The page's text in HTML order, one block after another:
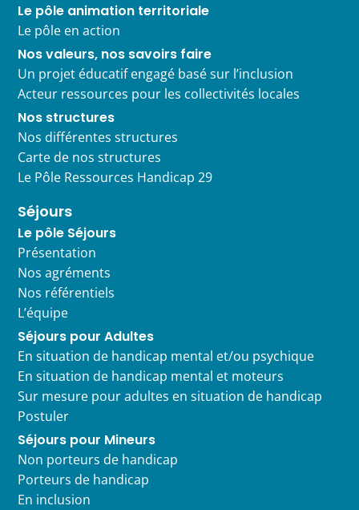
Le pôle animation territoriale
Le pôle en action
Nos valeurs, nos savoirs faire
Un projet éducatif engagé basé sur l’inclusion
Acteur ressources pour les collectivités locales
Nos structures
Nos différentes structures
Carte de nos structures
Le Pôle Ressources Handicap 29
Séjours
Le pôle Séjours
Présentation
Nos agréments
Nos référentiels
L’équipe
Séjours pour Adultes
En situation de handicap mental et/ou psychique
En situation de handicap mental et moteurs
Sur mesure pour adultes en situation de handicap
Postuler
Séjours pour Mineurs
Non porteurs de handicap
Porteurs de handicap
En inclusion